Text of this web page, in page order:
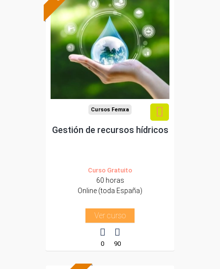
Formación 100%
subvencionada.
Para desempleados,
trabajadores y
autónomos.
Sector
-Agricultura y Ganadería.
Cursos Femxa
Gestión de recursos hídricos
Curso Gratuito
60 horas
Online (toda España)
Ver curso
0 90